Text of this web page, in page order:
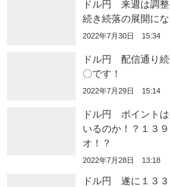
ドル円 来週は調
続き続落の展開に
2022年7月30日 15:34
ドル円 配信通り
〇です！
2022年7月29日 15:14
ドル円 ポイント
いるのか！？１３
オ！？
2022年7月28日 13:18
ドル円 遂に１３